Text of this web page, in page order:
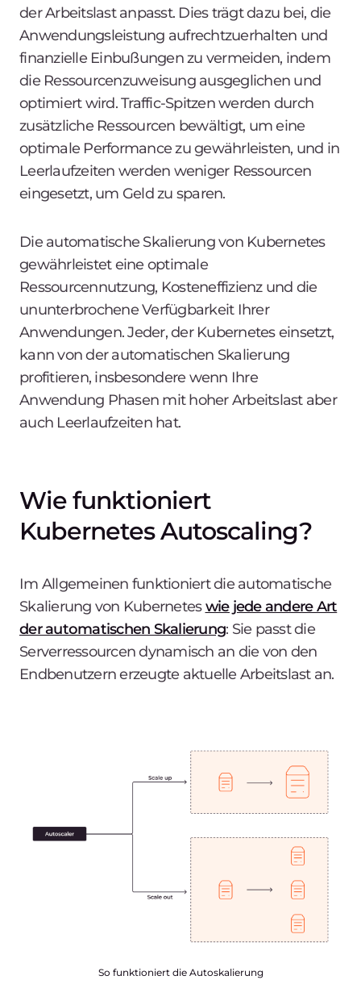
der Arbeitslast anpasst. Dies trägt dazu bei, die
Anwendungsleistung aufrechtzuerhalten und
finanzielle Einbußungen zu vermeiden, indem
die Ressourcenzuweisung ausgeglichen und
optimiert wird. Traffic-Spitzen werden durch
zusätzliche Ressourcen bewältigt, um eine
optimale Performance zu gewährleisten, und in
Leerlaufzeiten werden weniger Ressourcen
eingesetzt, um Geld zu sparen.
Die automatische Skalierung von Kubernetes
gewährleistet eine optimale
Ressourcennutzung, Kosteneffizienz und die
ununterbrochene Verfügbarkeit Ihrer
Anwendungen. Jeder, der Kubernetes einsetzt,
kann von der automatischen Skalierung
profitieren, insbesondere wenn Ihre
Anwendung Phasen mit hoher Arbeitslast aber
auch Leerlaufzeiten hat.
Wie funktioniert
Kubernetes Autoscaling?
Im Allgemeinen funktioniert die automatische
Skalierung von Kuberneteswie jede andere Art
der automatischen Skalierung: Sie passt die
Serverressourcen dynamisch an die von den
Endbenutzern erzeugte aktuelle Arbeitslast an.
So funktioniert die Autoskalierung